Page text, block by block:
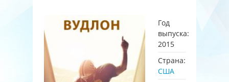
Год
выпуска:
2015
Страна:
США